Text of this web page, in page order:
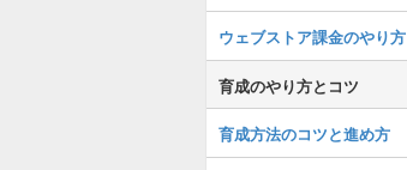
ウェブストア課金のやり方
育成のやり方とコツ
育成方法のコツと進め方